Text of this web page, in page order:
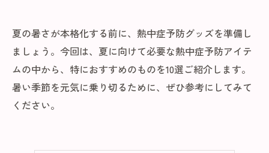
夏の暑さが本格化する前に、熱中症予防グッズを準備し
ましょう。今回は、夏に向けて必要な熱中症予防アイテ
ムの中から、特におすすめのものを10選ご紹介します。
暑い季節を元気に乗り切るために、ぜひ参考にしてみて
ください。